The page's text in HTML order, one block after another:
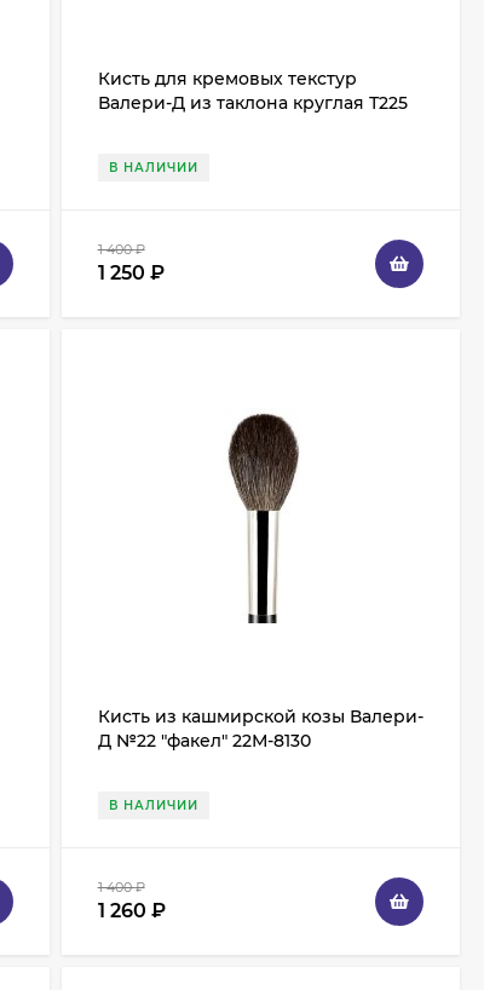
Кисть для кремовых текстур
Валери-Д из таклона круглая Т225
В НАЛИЧИИ
1 400₽
1 250 ₽
Кисть из кашмирской козы Валери-
Д №22 "факел" 22М-8130
В НАЛИЧИИ
1 400₽
1 260 ₽